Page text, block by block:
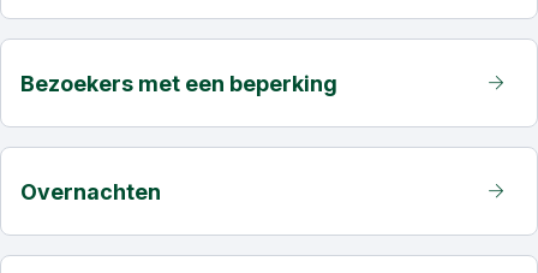
Bezoekers met een beperking
Overnachten